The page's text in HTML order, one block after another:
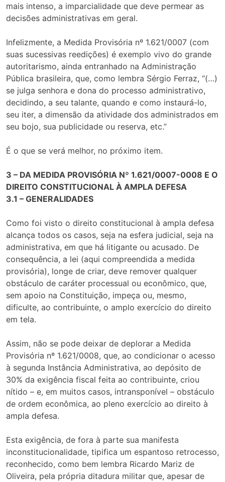
mais intenso, a imparcialidade que deve permear as
decisões administrativas em geral.
Infelizmente, a Medida Provisória nº 1.621/0007 (com
suas sucessivas reedições) é exemplo vivo do grande
autoritarismo, ainda entranhado na Administração
Pública brasileira, que, como lembra Sérgio Ferraz, “(…)
se julga senhora e dona do processo administrativo,
decidindo, a seu talante, quando e como instaurá-lo,
seu iter, a dimensão da atividade dos administrados em
seu bojo, sua publicidade ou reserva, etc.”
É o que se verá melhor, no próximo item.
3 – DA MEDIDA PROVISÓRIA Nº 1.621/0007-0008 E O
DIREITO CONSTITUCIONAL À AMPLA DEFESA
3.1 – GENERALIDADES
Como foi visto o direito constitucional à ampla defesa
alcança todos os casos, seja na esfera judicial, seja na
administrativa, em que há litigante ou acusado. De
consequência, a lei (aqui compreendida a medida
provisória), longe de criar, deve remover qualquer
obstáculo de caráter processual ou econômico, que,
sem apoio na Constituição, impeça ou, mesmo,
dificulte, ao contribuinte, o amplo exercício do direito
em tela.
Assim, não se pode deixar de deplorar a Medida
Provisória nº 1.621/0008, que, ao condicionar o acesso
à segunda Instância Administrativa, ao depósito de
30% da exigência fiscal feita ao contribuinte, criou
nítido – e, em muitos casos, intransponível – obstáculo
de ordem econômica, ao pleno exercício ao direito à
ampla defesa.
Esta exigência, de fora à parte sua manifesta
inconstitucionalidade, tipifica um espantoso retrocesso,
reconhecido, como bem lembra Ricardo Mariz de
Oliveira, pela própria ditadura militar que, apesar de